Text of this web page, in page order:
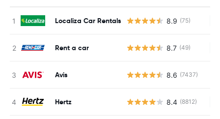
Localiza Car Rentals 8.9 (75)
Rent a car 8.7 (49)
Avis 8.6 (7437)
Hertz 8.4 (8812)